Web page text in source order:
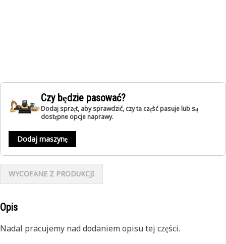
Czy będzie pasować?
Dodaj sprzęt, aby sprawdzić, czy ta część pasuje lub są
dostępne opcje naprawy.
Dodaj maszynę
WYCOFANE Z PRODUKCJI
Opis
Nadal pracujemy nad dodaniem opisu tej części.